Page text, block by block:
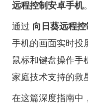
远程控制安卓手机。
通过 向日葵远程
手机的画面实时投
鼠标和键盘操作手
家庭技术支持的救
在这篇深度指南中